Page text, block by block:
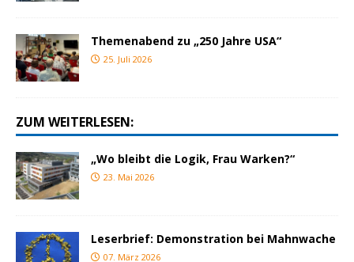
Themenabend zu „250 Jahre USA“
25. Juli 2026
ZUM WEITERLESEN:
„Wo bleibt die Logik, Frau Warken?“
23. Mai 2026
Leserbrief: Demonstration bei Mahnwache
07. März 2026